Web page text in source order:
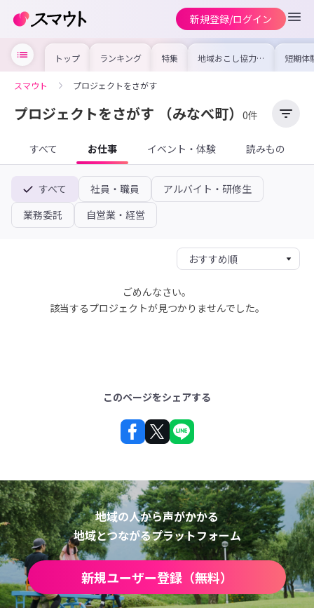
新規登録/ログイン
トップ ランキング 特集 地域おこし協力隊
の求人やイベント
を集めました！仕
けよう
短期体
り〜数
域を知
スマウト プロジェクトをさがす
プロジェクトをさがす （みなべ町） 0件
すべて お仕事 イベント・体験 読みもの
すべて 社員・職員
アルバイト・研修生
業務委託
自営業・経営
ごめんなさい。
該当するプロジェクトが見つかりませんでした。
このページをシェアする
地域の人から声がかかる
地域とつながるプラットフォーム
新規ユーザー登録（無料）